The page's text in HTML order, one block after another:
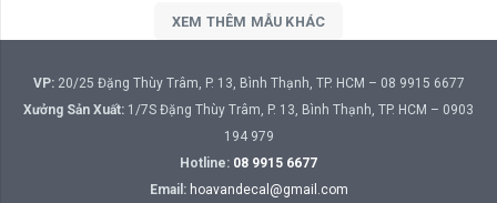
XEM THÊM MẪU KHÁC
VP:20/25 Đặng Thùy Trâm, P. 13, Bình Thạnh, TP. HCM – 08 9915 6677
Xưởng Sản Xuất: 1/7S Đặng Thùy Trâm, P. 13, Bình Thạnh, TP. HCM – 0903
194 979
Hotline: 08 9915 6677
Email: hoavandecal@gmail.com